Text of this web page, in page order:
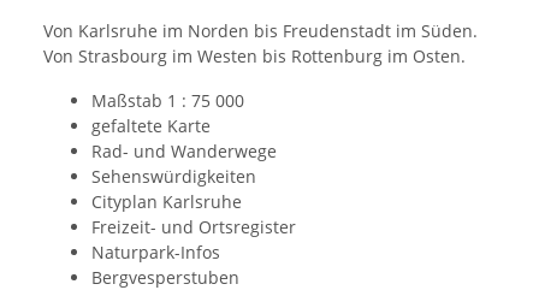
Von Karlsruhe im Norden bis Freudenstadt im Süden.
Von Strasbourg im Westen bis Rottenburg im Osten.
Maßstab 1 : 75 000
gefaltete Karte
Rad- und Wanderwege
Sehenswürdigkeiten
Cityplan Karlsruhe
Freizeit- und Ortsregister
Naturpark-Infos
Bergvesperstuben